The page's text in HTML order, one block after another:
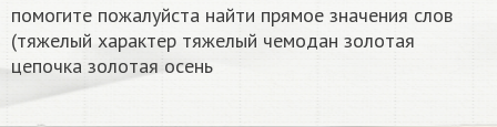
помогите пожалуйста найти прямое значения слов
(тяжелый характер тяжелый чемодан золотая
цепочка золотая осень